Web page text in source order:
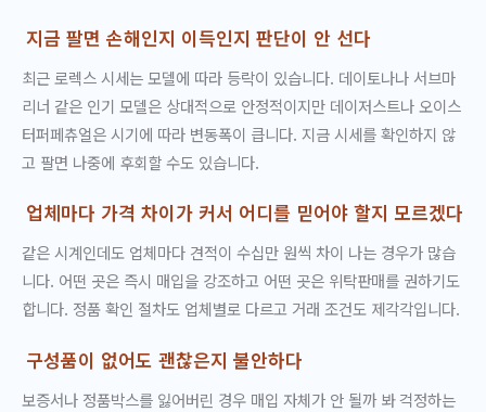
지금 팔면 손해인지 이득인지 판단이 안 선다
최근 로렉스 시세는 모델에 따라 등락이 있습니다. 데이토나나 서브마
리너 같은 인기 모델은 상대적으로 안정적이지만 데이저스트나 오이스
터퍼페츄얼은 시기에 따라 변동폭이 큽니다. 지금 시세를 확인하지 않
고 팔면 나중에 후회할 수도 있습니다.
업체마다 가격 차이가 커서 어디를 믿어야 할지 모르겠다
같은 시계인데도 업체마다 견적이 수십만 원씩 차이 나는 경우가 많습
니다. 어떤 곳은 즉시 매입을 강조하고 어떤 곳은 위탁판매를 권하기도
합니다. 정품 확인 절차도 업체별로 다르고 거래 조건도 제각각입니다.
구성품이 없어도 괜찮은지 불안하다
보증서나 정품박스를 잃어버린 경우 매입 자체가 안 될까 봐 걱정하는